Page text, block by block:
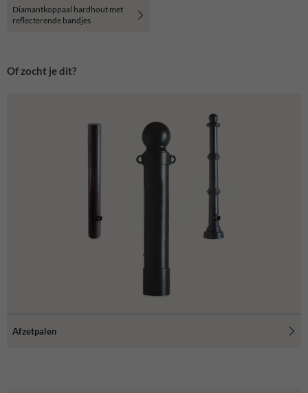
Diamantkoppaal hardhout met
reflecterende bandjes
Of zocht je dit?
Afzetpalen